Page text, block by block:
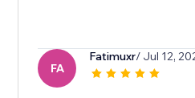
FA
Fatimuxr/ Jul 12,